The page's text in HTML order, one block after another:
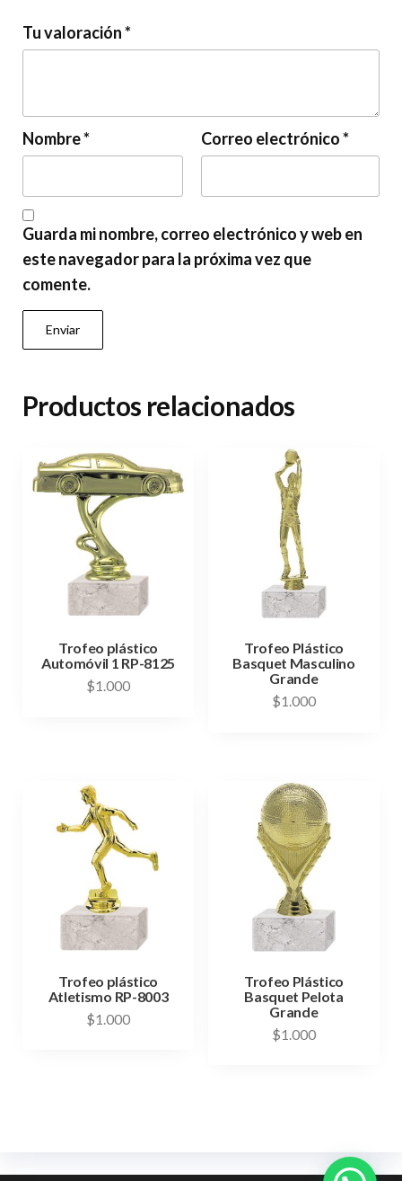
Tu valoración*
Nombre* Correo electrónico*
Guarda mi nombre, correo electrónico y web en
este navegador para la próxima vez que
comente.
Productos relacionados
Trofeo plástico
Automóvil 1 RP-8125
$1.000
Trofeo Plástico
Basquet Masculino
Grande
$1.000
Trofeo plástico
Atletismo RP-8003
$1.000
Trofeo Plástico
Basquet Pelota
Grande
$1.000